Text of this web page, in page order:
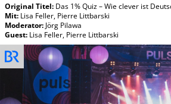
Original Titel: Das 1% Quiz – Wie clever ist
Mit: Lisa Feller, Pierre Littbarski
Moderator:Jörg Pilawa
Guest: Lisa Feller, Pierre Littbarski